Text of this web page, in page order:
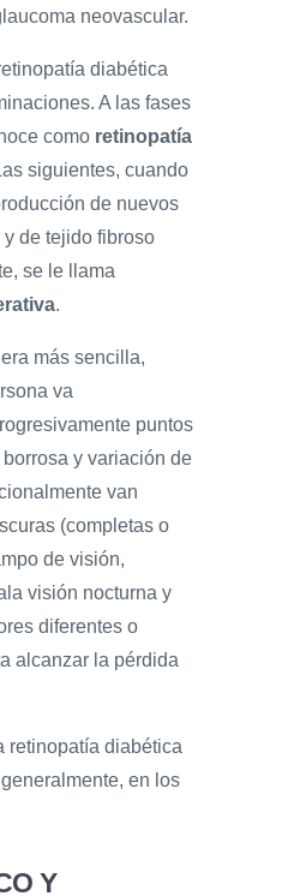
neovascular.
diabética
A las fases
como retinopatía
siguientes, cuando
de nuevos
de tejido fibroso
se le llama
.
más sencilla,
va
puntos
y variación de
van
(completas o
de visión,
visión nocturna y
diferentes o
alcanzar la pérdida
retinopatía diabética
en los
Y